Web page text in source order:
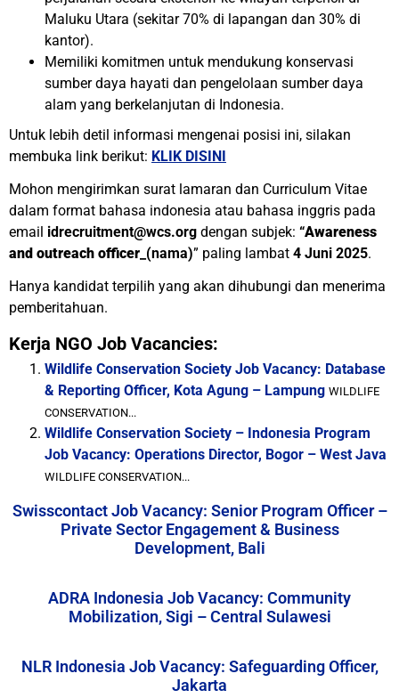
Maluku Utara (sekitar 70% di lapangan dan 30% di
kantor).
Memiliki komitmen untuk mendukung konservasi
sumber daya hayati dan pengelolaan sumber daya
alam yang berkelanjutan di Indonesia.
Untuk lebih detil informasi mengenai posisi ini, silakan
membuka link berikut: KLIK DISINI
Mohon mengirimkan surat lamaran dan Curriculum Vitae
dalam format bahasa indonesia atau bahasa inggris pada
email idrecruitment@wcs.org dengan subjek: “Awareness
and outreach officer _(nama)” paling lambat 4 Juni 2025.
Hanya kandidat terpilih yang akan dihubungi dan menerima
pemberitahuan.
Kerja NGO Job Vacancies:
Wildlife Conservation Society Job Vacancy: Database
& Reporting Officer, Kota Agung – Lampung WILDLIFE
CONSERVATION...
Wildlife Conservation Society – Indonesia Program
Job Vacancy: Operations Director, Bogor – West Java
WILDLIFE CONSERVATION...
Swisscontact Job Vacancy: Senior Program Officer –
Private Sector Engagement & Business
Development, Bali
ADRA Indonesia Job Vacancy: Community
Mobilization, Sigi – Central Sulawesi
NLR Indonesia Job Vacancy: Safeguarding Officer,
Jakarta